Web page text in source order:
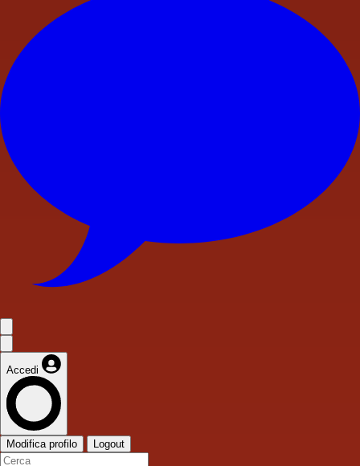
Accedi
Modifica profilo Logout